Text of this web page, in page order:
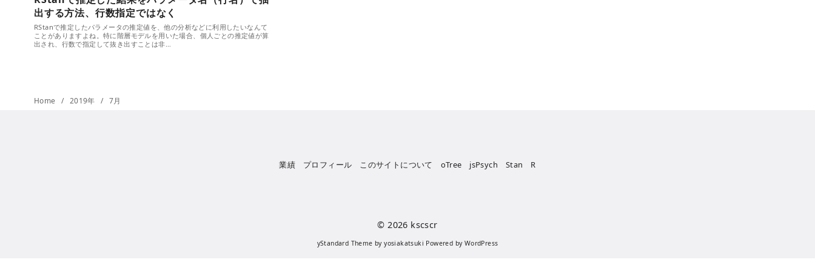
出する方法、行数指定ではなく
RStanで推定したパラメータの推定値を、他の分析などに利用したいなんて
ことがありますよね。特に階層モデルを用いた場合、個人ごとの推定値が算
出され、行数で指定して抜き出すことは非…
Home 2019年 7月
業績 プロフィール このサイトについて oTree jsPsych Stan R
© 2026 kscscr
yStandard Theme byyosiakatsuki Powered by WordPress